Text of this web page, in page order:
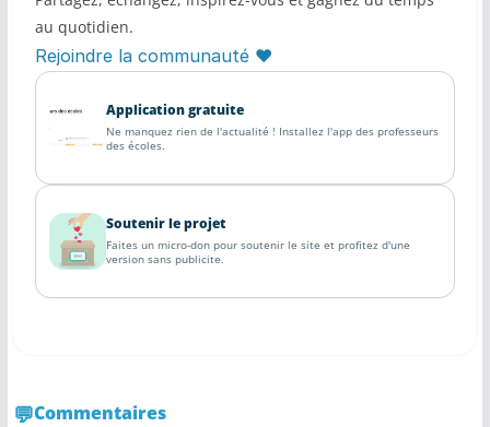
au quotidien.
Rejoindre la communauté ♥
Application gratuite
Ne manquez rien de l'actualité ! Installez l'app des professeurs
des écoles.
Soutenir le projet
Faites un micro-don pour soutenir le site et profitez d'une
version sans publicite.
Commentaires